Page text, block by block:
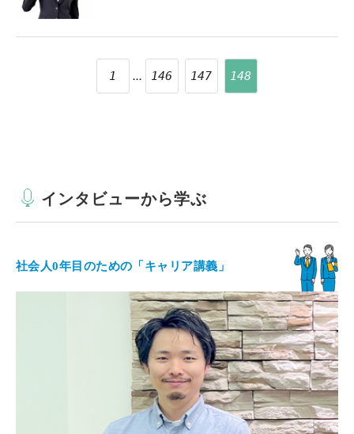
1 ... 146 147 148
インタビューから学ぶ
社会人0年目のための「キャリア講義」